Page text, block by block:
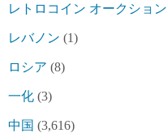
レトロコイン オークション
レバノン (1)
ロシア (8)
一化 (3)
中国 (3,616)